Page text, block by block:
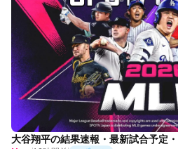
大谷翔平の結果速報・最新試合予定